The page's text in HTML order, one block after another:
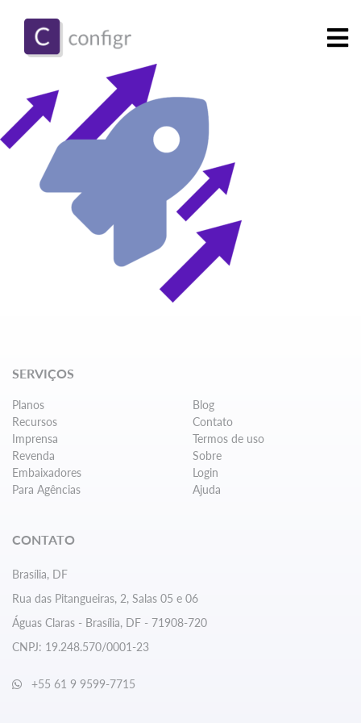
SERVIÇOS
Planos
Recursos
Imprensa
Revenda
Embaixadores
Para Agências
Blog
Contato
Termos de uso
Sobre
Login
Ajuda
CONTATO
Brasília, DF
Rua das Pitangueiras, 2, Salas 05 e 06
Águas Claras - Brasília, DF - 71908-720
CNPJ: 19.248.570/0001-23
+55 61 9 9599-7715